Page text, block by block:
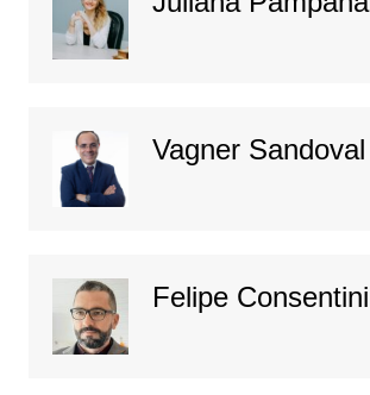
Vagner Sandoval
Felipe Consentini